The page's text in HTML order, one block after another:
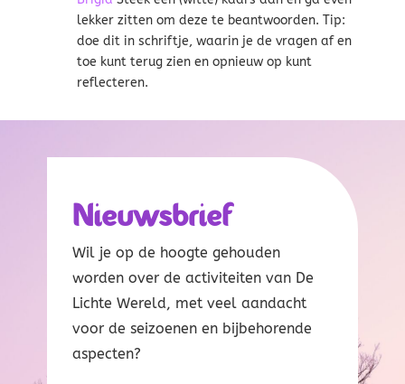
lekker zitten om deze te beantwoorden. Tip:
doe dit in schriftje, waarin je de vragen af en
toe kunt terug zien en opnieuw op kunt
reflecteren.
Nieuwsbrief
Wil je op de hoogte gehouden
worden over de activiteiten van De
Lichte Wereld, met veel aandacht
voor de seizoenen en bijbehorende
aspecten?